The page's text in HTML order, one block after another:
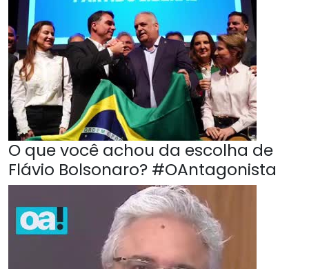
O que você achou da escolha de
Flávio Bolsonaro? #OAntagonista